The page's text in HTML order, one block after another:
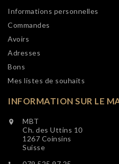
Informations personnelles
Commandes
Avoirs
Adresses
Bons
Mes listes de souhaits
INFORMATION SUR LE

MBT
Ch. des Uttins 10
1267 Coinsins
Suisse